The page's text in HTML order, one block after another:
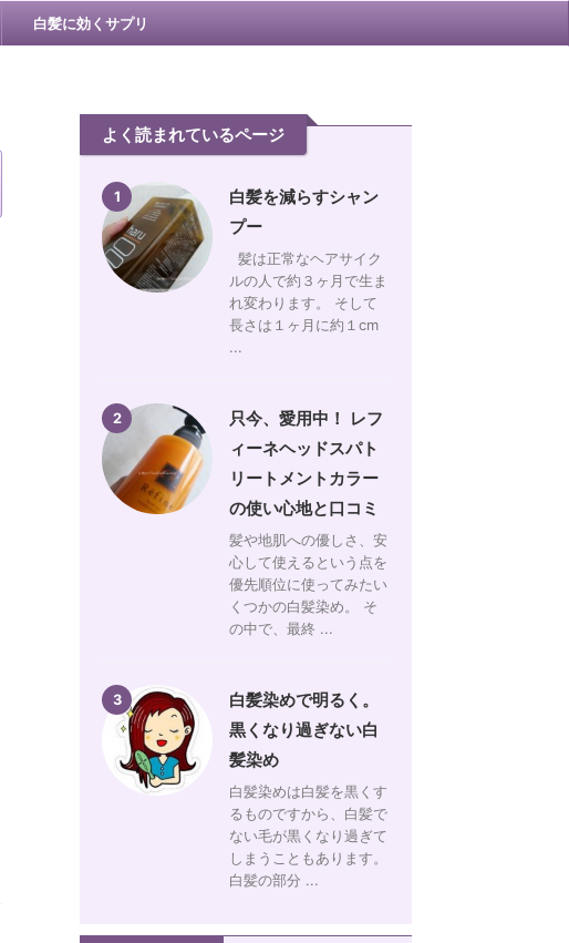
白髪に効くサプリ
よく読まれているページ
1
白髪を減らすシャン
プー
髪は正常なヘアサイク
ルの人で約３ヶ月で生ま
れ変わります。 そして
長さは１ヶ月に約１cm
...
2
只今、愛用中！ レフ
ィーネヘッドスパト
リートメントカラー
の使い心地と口コミ
髪や地肌への優しさ、安
心して使えるという点を
優先順位に使ってみたい
くつかの白髪染め。 そ
の中で、最終 ...
3
白髪染めで明るく。
黒くなり過ぎない白
髪染め
白髪染めは白髪を黒くす
るものですから、白髪で
ない毛が黒くなり過ぎて
しまうこともあります。
白髪の部分 ...